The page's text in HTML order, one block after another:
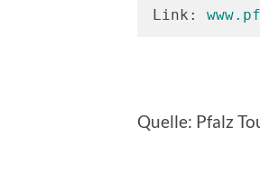
Link:
Quelle: Pfalz